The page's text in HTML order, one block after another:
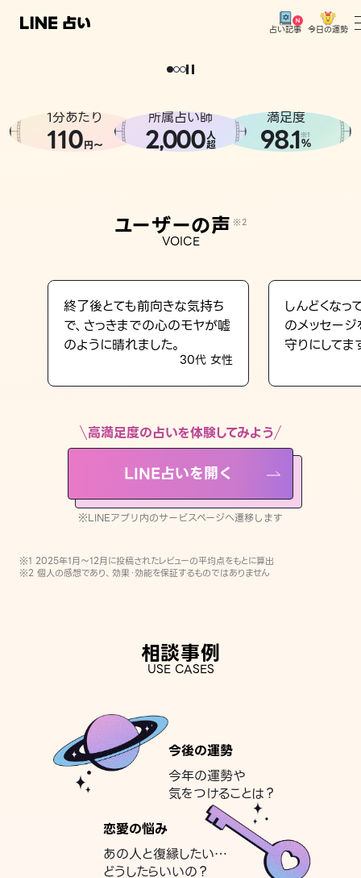
占い記事 今日の運勢
相談事例
LINE占いを開く
※LINEアプリ内のサービスページへ遷移します
どうせなら
。
1分あたり
110円〜
所属占い師
2,000人
超
満足度
98.1※1
%
ユーザーの声 ※2
VOICE
終了後とても前向きな気持ち
で、さっきまでの心のモヤが嘘
のように晴れました。
30代 女性
しんどくなっ
のメッセー
守りにしてま
高満足度の占いを体験してみよう
LINE占いを開く
※LINEアプリ内のサービスページへ遷移します
※1 2025年1月〜12月に投稿されたレビューの平均点をもとに算出
※2 個人の感想であり、効果・効能を保証するものではありません
相談事例
USE CASES
今後の運勢
今年の運勢や
気をつけることは？
恋愛の悩み
あの人と復縁したい…
どうしたらいいの？